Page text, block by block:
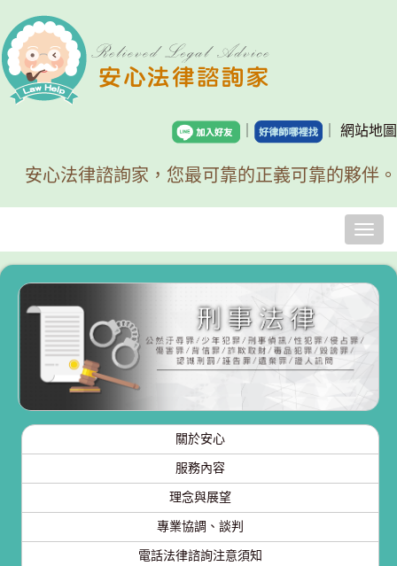
網站地圖
安心法律諮詢家，您最可靠的正義可靠的夥伴。
關於安心
服務內容
理念與展望
專業協調、談判
電話法律諮詢注意須知